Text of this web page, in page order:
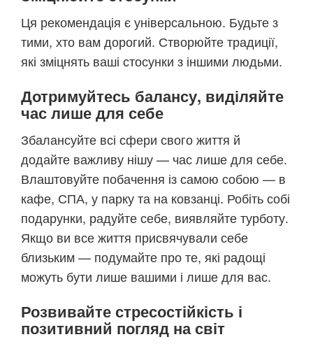
Ця рекомендація є універсальною. Будьте з
тими, хто вам дорогий. Створюйте традиції,
які зміцнять ваші стосунки з іншими людьми.
Дотримуйтесь балансу, виділяйте
час лише для себе
Збалансуйте всі сфери свого життя й
додайте важливу нішу — час лише для себе.
Влаштовуйте побачення із самою собою — в
кафе, СПА, у парку та на ковзанці. Робіть собі
подарунки, радуйте себе, виявляйте турботу.
Якщо ви все життя присвячували себе
близьким — подумайте про те, які радощі
можуть бути лише вашими і лише для вас.
Розвивайте стресостійкість і
позитивний погляд на світ